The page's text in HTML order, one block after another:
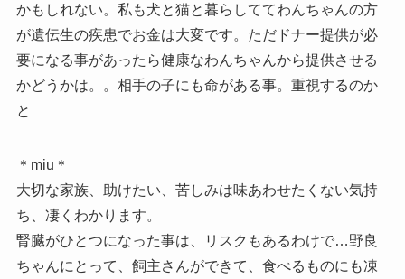
かもしれない。私も犬と猫と暮らしててわんちゃんの方
が遺伝生の疾患でお金は大変です。ただドナー提供が必
要になる事があったら健康なわんちゃんから提供させる
かどうかは。。相手の子にも命がある事。重視するのか
と
＊miu＊
大切な家族、助けたい、苦しみは味あわせたくない気持
ち、凄くわかります。
腎臓がひとつになった事は、リスクもあるわけで…野良
ちゃんにとって、飼主さんができて、食べるものにも凍